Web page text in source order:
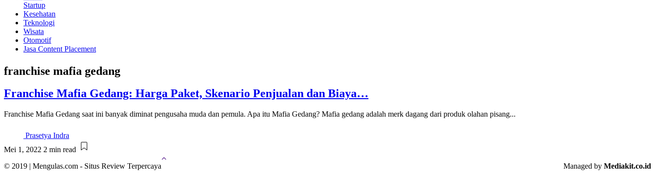
Startup
Kesehatan
Teknologi
Wisata
Otomotif
Jasa Content Placement
franchise mafia gedang
Franchise Mafia Gedang: Harga Paket, Skenario Penjualan dan Biaya…
Franchise Mafia Gedang saat ini banyak diminat pengusaha muda dan pemula. Apa itu Mafia Gedang? Mafia gedang adalah merk dagang dari produk olahan pisang...
Prasetya Indra
Mei 1, 2022 2 min read
© 2019 | Mengulas.com - Situs Review Terpercaya
Managed by Mediakit.co.id